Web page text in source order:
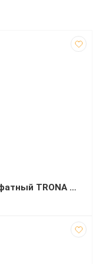
Порошок стиральный бесфосфатный TRONA Color 1 кг